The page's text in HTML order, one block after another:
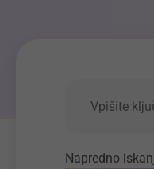
Napredno